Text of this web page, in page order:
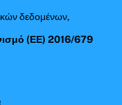
δεδομένων,
(ΕΕ) 2016/679